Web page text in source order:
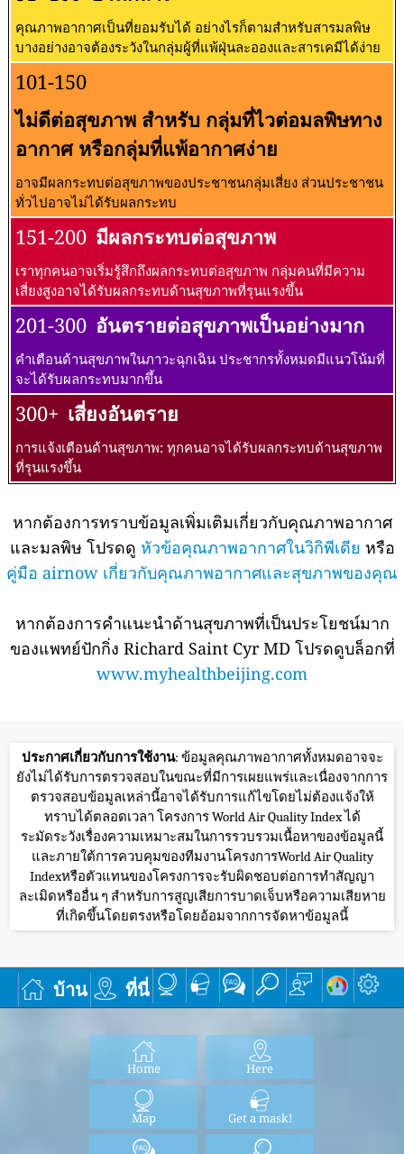
คุณภาพอากาศเป็นที่ยอมรับได้ อย่างไรก็ตามสำหรับสารมลพิษ
บางอย่างอาจต้องระวังในกลุ่มผู้ที่แพ้ฝุ่นละอองและสารเคมีได้ง่าย
101-150
ไม่ดีต่อสุขภาพ สำหรับ กลุ่มที่ไวต่อมลพิษทาง
อากาศ หรือกลุ่มที่แพ้อากาศง่าย
อาจมีผลกระทบต่อสุขภาพของประชาชนกลุ่มเสี่ยง ส่วนประชาชน
ทั่วไปอาจไม่ได้รับผลกระทบ
151-200 มีผลกระทบต่อสุขภาพ
เราทุกคนอาจเริ่มรู้สึกถึงผลกระทบต่อสุขภาพ กลุ่มคนที่มีความ
เสี่ยงสูงอาจได้รับผลกระทบด้านสุขภาพที่รุนแรงขึ้น
201-300 อันตรายต่อสุขภาพเป็นอย่างมาก
คำเตือนด้านสุขภาพในภาวะฉุกเฉิน ประชากรทั้งหมดมีแนวโน้มที่
จะได้รับผลกระทบมากขึ้น
300+ เสี่ยงอันตราย
การแจ้งเตือนด้านสุขภาพ: ทุกคนอาจได้รับผลกระทบด้านสุขภาพ
ที่รุนแรงขึ้น
หากต้องการทราบข้อมูลเพิ่มเติมเกี่ยวกับคุณภาพอากาศ
และมลพิษ โปรดดู หัวข้อคุณภาพอากาศในวิกิพีเดีย หรือ
คู่มือ airnow เกี่ยวกับคุณภาพอากาศและสุขภาพของคุณ
หากต้องการคำแนะนำด้านสุขภาพที่เป็นประโยชน์มาก
ของแพทย์ปักกิ่ง Richard Saint Cyr MD โปรดดูบล็อกที่
www.myhealthbeijing.com
ประกาศเกี่ยวกับการใช้งาน: ข้อมูลคุณภาพอากาศทั้งหมดอาจจะ
ยังไม่ได้รับการตรวจสอบในขณะที่มีการเผยแพร่และเนื่องจากการ
ตรวจสอบข้อมูลเหล่านี้อาจได้รับการแก้ไขโดยไม่ต้องแจ้งให้
ทราบได้ตลอดเวลา โครงการ World Air Quality Index ได้
ระมัดระวังเรื่องความเหมาะสมในการรวบรวมเนื้อหาของข้อมูลนี้
และภายใต้การควบคุมของทีมงานโครงการWorld Air Quality
Indexหรือตัวแทนของโครงการจะรับผิดชอบต่อการทำสัญญา
ละเมิดหรืออื่น ๆ สำหรับการสูญเสียการบาดเจ็บหรือความเสียหาย
ที่เกิดขึ้นโดยตรงหรือโดยอ้อมจากการจัดหาข้อมูลนี้
บ้าน ที่นี่
Home Here
Map Get a mask!